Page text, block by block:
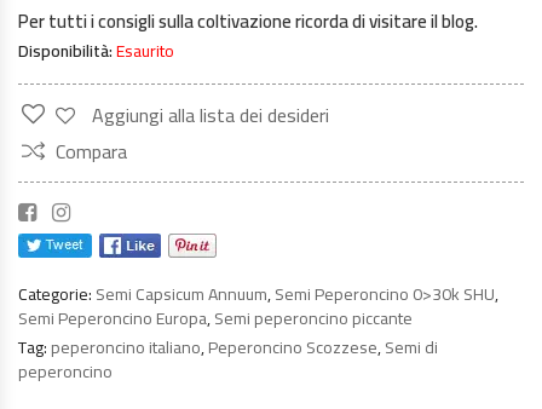
Per tutti i consigli sulla coltivazione ricorda di visitare il blog.
Disponibilità:Esaurito
Aggiungi alla lista dei desideri
Compara
Categorie:Semi Capsicum Annuum,Semi Peperoncino 0>30k SHU,
Semi Peperoncino Europa,Semi peperoncino piccante
Tag:peperoncino italiano,Peperoncino Scozzese,Semi di
peperoncino